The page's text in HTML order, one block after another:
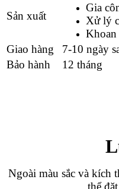
Sản xuất
Gia
Xử lý
Khoan
Giao hàng
7-10 ngày
Bảo hành
12 tháng
Ngoài màu sắc và kích
thể